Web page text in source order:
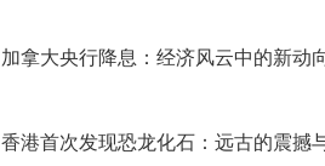
加拿大央行降息：经济风云中的新动
香港首次发现恐龙化石：远古的震撼与现代